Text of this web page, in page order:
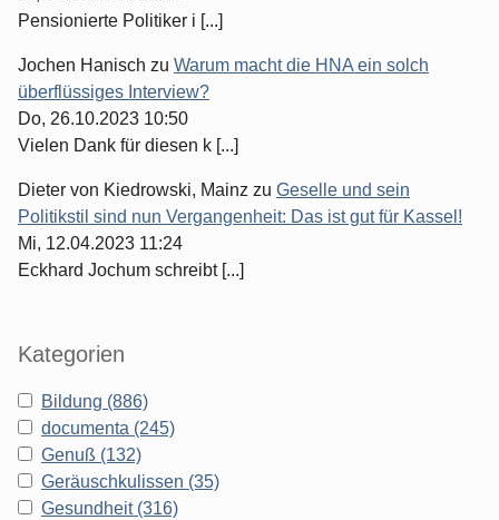
Pensionierte Politiker i [...]
Jochen Hanisch zu Warum macht die HNA ein solch
überflüssiges Interview?
Do, 26.10.2023 10:50
Vielen Dank für diesen k [...]
Dieter von Kiedrowski, Mainz zu Geselle und sein
Politikstil sind nun Vergangenheit: Das ist gut für Kassel!
Mi, 12.04.2023 11:24
Eckhard Jochum schreibt [...]
Kategorien
Bildung (886)
documenta (245)
Genuß (132)
Geräuschkulissen (35)
Gesundheit (316)